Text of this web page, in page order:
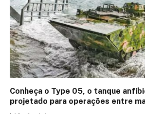
Conheça o Type 05, o tanque
projetado para operações entre